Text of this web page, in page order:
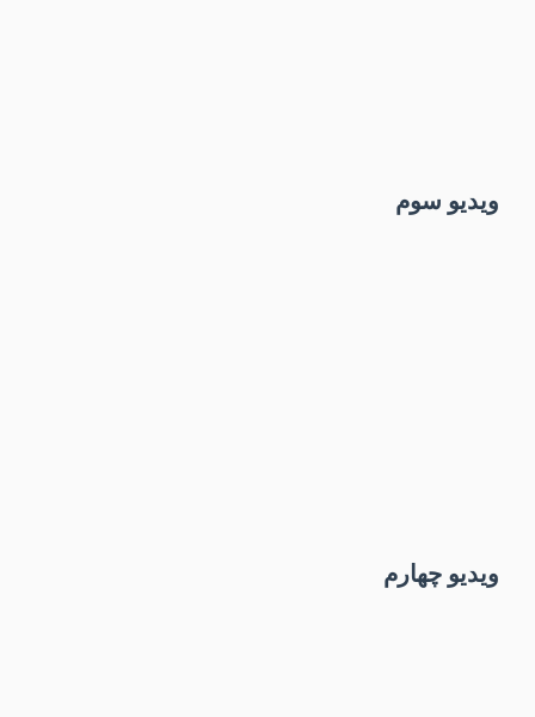
ویدیو سوم
ویدیو چهارم